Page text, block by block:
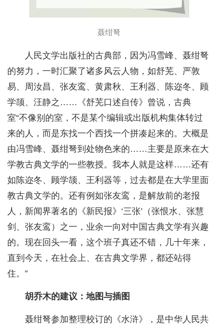
聂绀弩
人民文学出版社的古典部，因为冯雪峰、聂绀弩
的努力，一时汇聚了诸多风云人物，如舒芜、严敦
易、周汝昌、张友鸾、黄肃秋、王利器、陈迩冬、顾
学颉、汪静之……《舒芜口述自传》曾说，古典
室“不像别的室，不是某个编辑或出版机构集体转过
来的人，而是东找一个西找一个拼凑起来的。大概是
由冯雪峰、聂绀弩到处物色来的……主要是原来在大
学教古典文学的一些教授。我本人就是这样……还有
如陈迩冬、顾学颉、王利器等，过去都是在大学里面
教古典文学的。还有例如张友鸾，是解放前的老报
人，新闻界著名的《新民报》‘三张’（张恨水、张慧
剑、张友鸾）之一，业余一向对中国古典文学有兴趣
的。现在回头一看，这个班子真还不错，几十年来，
直到今天，在社会上、在古典文学界，都还站得
住。”
胡乔木的建议：地图与插图
聂绀弩参加整理校订的《水浒》，是中华人民共